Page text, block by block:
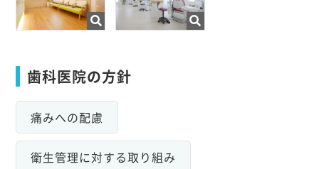
歯科医院の方針
痛みへの配慮
衛生管理に対する取り組み